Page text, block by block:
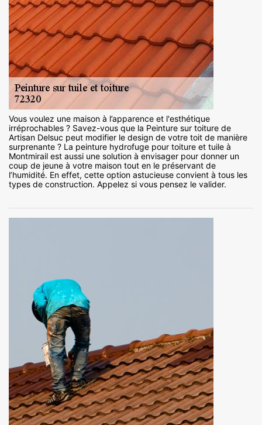
Vous voulez une maison à l’apparence et l'esthétique
irréprochables ? Savez-vous que la Peinture sur toiture de
Artisan Delsuc peut modifier le design de votre toit de manière
surprenante ? La peinture hydrofuge pour toiture et tuile à
Montmirail est aussi une solution à envisager pour donner un
coup de jeune à votre maison tout en le préservant de
l’humidité. En effet, cette option astucieuse convient à tous les
types de construction. Appelez si vous pensez le valider.